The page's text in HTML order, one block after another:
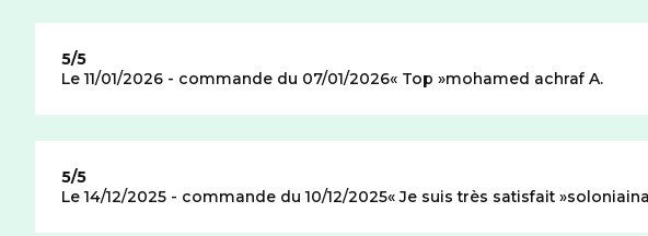
Note de
5/5
Le 11/01/2026 - commande du 07/01/2026
Top mohamed achraf A.
Note de
5/5
Le 14/12/2025 - commande du 10/12/2025 Je suis très satisfait